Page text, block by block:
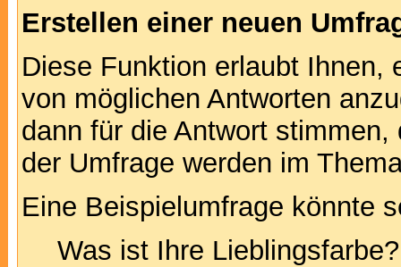
Erstellen einer neuen
Diese Funktion erlaubt Ihnen,
von möglichen Antworten
dann für die Antwort
der Umfrage werden im
Eine Beispielumfrage könnte
Was ist Ihre Lieblingsfarbe?